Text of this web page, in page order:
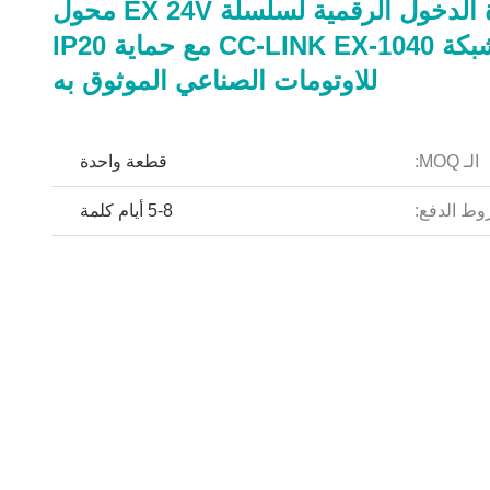
وحدة الدخول الرقمية لسلسلة EX 24V محول
الشبكة CC-LINK EX-1040 مع حماية IP20
للاوتومات الصناعي الموثوق به
الـ MOQ: قطعة واحدة
الدفع: 5-8 أيام كلمة